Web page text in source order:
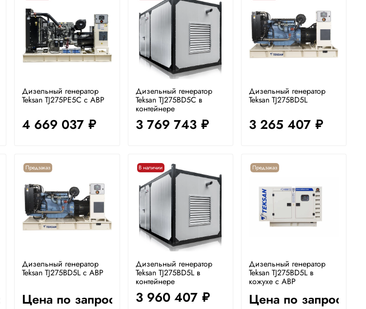
Дизельный генератор
Teksan TJ275PE5C с АВР
4 669 037 руб.
Дизельный генератор
Teksan TJ275BD5C в
контейнере
3 769 743 руб.
Дизельный генератор
Teksan TJ275BD5L
3 265 407 руб.
Предзаказ
Дизельный генератор
Teksan TJ275BD5L с АВР
Цена по запросу
В наличии
Дизельный генератор
Teksan TJ275BD5L в
контейнере
3 960 407 руб.
Предзаказ
Дизельный генератор
Teksan TJ275BD5L в
кожухе с АВР
Цена по запросу